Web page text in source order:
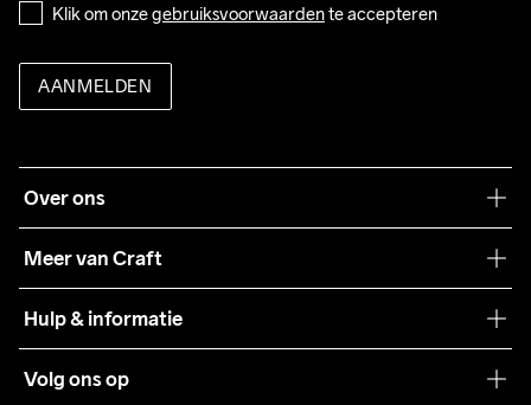
Klik om onze gebruiksvoorwaarden te accepteren
AANMELDEN
Over ons
Meer van Craft
Teamwear
Samenwerkingen
Hulp & informatie
Volg ons op